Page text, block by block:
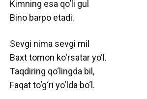
Kimning esa qo‘li gul
Bino barpo etadi.
Sevgi nima sevgi mil
Baxt tomon ko‘rsatar yo‘l.
Taqdiring qo‘lingda bil,
Faqat to‘g‘ri yo‘lda bo‘l.